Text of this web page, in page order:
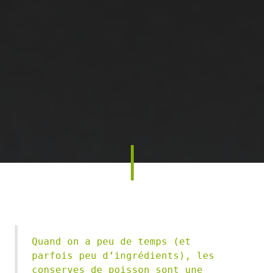
Quand on a peu de temps (et
parfois peu d’ingrédients), les
conserves de poisson sont une